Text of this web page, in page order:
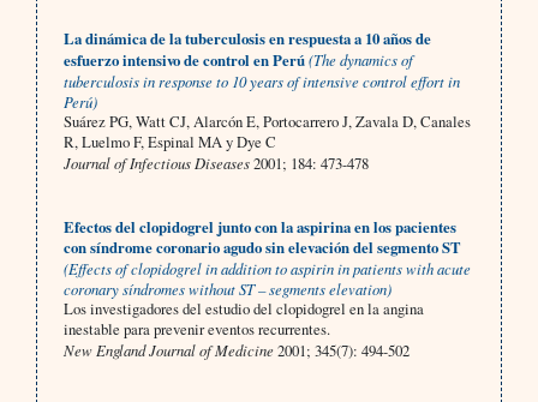
La dinámica de la tuberculosis en respuesta a 10 años de
esfuerzo intensivo de control en Perú(The dynamics of
tuberculosis in response to 10 years of intensive control effort in
Perú)
Suárez PG, Watt CJ, Alarcón E, Portocarrero J, Zavala D, Canales
R, Luelmo F, Espinal MA y Dye C
Journal of Infectious Diseases2001; 184: 473-478
Efectos del clopidogrel junto con la aspirina en los pacientes
con síndrome coronario agudo sin elevación del segmento ST
(Effects of clopidogrel in addition to aspirin in patients with acute
coronary síndromes without ST – segments elevation)
Los investigadores del estudio del clopidogrel en la angina
inestable para prevenir eventos recurrentes.
New England Journal of Medicine2001; 345(7): 494-502